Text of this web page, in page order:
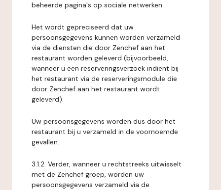
beheerde pagina's op sociale netwerken.
Het wordt gepreciseerd dat uw
persoonsgegevens kunnen worden verzameld
via de diensten die door Zenchef aan het
restaurant worden geleverd (bijvoorbeeld,
wanneer u een reserveringsverzoek indient bij
het restaurant via de reserveringsmodule die
door Zenchef aan het restaurant wordt
geleverd).
Uw persoonsgegevens worden dus door het
restaurant bij u verzameld in de voornoemde
gevallen.
3.1.2. Verder, wanneer u rechtstreeks uitwisselt
met de Zenchef groep, worden uw
persoonsgegevens verzameld via de